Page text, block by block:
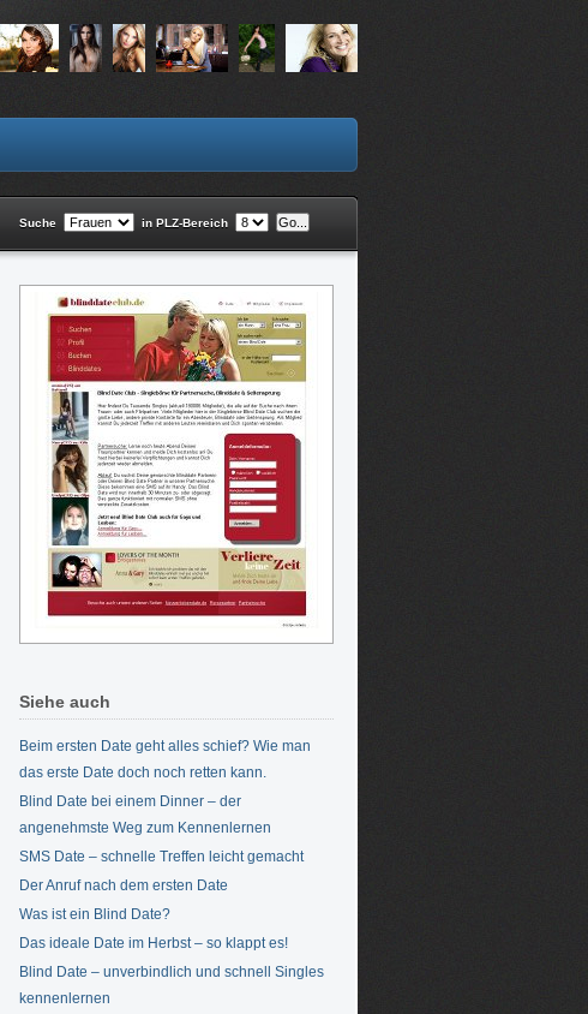
Suche in PLZ-Bereich
Siehe auch
Beim ersten Date geht alles schief? Wie man
das erste Date doch noch retten kann.
Blind Date bei einem Dinner – der
angenehmste Weg zum Kennenlernen
SMS Date – schnelle Treffen leicht gemacht
Der Anruf nach dem ersten Date
Was ist ein Blind Date?
Das ideale Date im Herbst – so klappt es!
Blind Date – unverbindlich und schnell Singles
kennenlernen